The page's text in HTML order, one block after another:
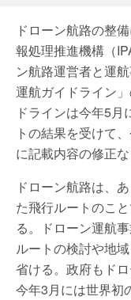
ドローン航路の整
報処理推進機構（
ン航路運営者と運
運航ガイドライン
ドラインは今年5
トの結果を受けて
に記載内容の修正
ドローン航路は、
た飛行ルートのこ
る。ドローン運航
ルートの検討や地
省ける。政府もド
今年3月には世界初